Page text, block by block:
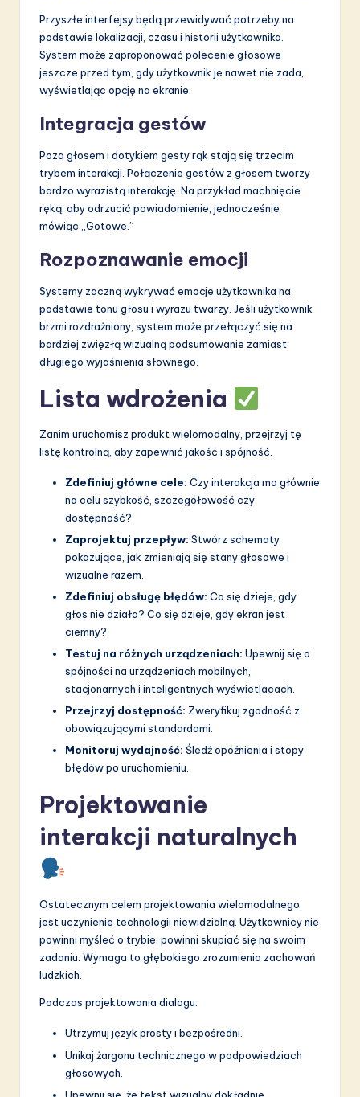
Przyszłe interfejsy będą przewidywać potrzeby na
podstawie lokalizacji, czasu i historii użytkownika.
System może zaproponować polecenie głosowe
jeszcze przed tym, gdy użytkownik je nawet nie zada,
wyświetlając opcję na ekranie.
Integracja gestów
Poza głosem i dotykiem gesty rąk stają się trzecim
trybem interakcji. Połączenie gestów z głosem tworzy
bardzo wyrazistą interakcję. Na przykład machnięcie
ręką, aby odrzucić powiadomienie, jednocześnie
mówiąc „Gotowe.”
Rozpoznawanie emocji
Systemy zaczną wykrywać emocje użytkownika na
podstawie tonu głosu i wyrazu twarzy. Jeśli użytkownik
brzmi rozdrażniony, system może przełączyć się na
bardziej zwięzłą wizualną podsumowanie zamiast
długiego wyjaśnienia słownego.
Lista wdrożenia
Zanim uruchomisz produkt wielomodalny, przejrzyj tę
listę kontrolną, aby zapewnić jakość i spójność.
Zdefiniuj główne cele: Czy interakcja ma głównie
na celu szybkość, szczegółowość czy
dostępność?
Zaprojektuj przepływ: Stwórz schematy
pokazujące, jak zmieniają się stany głosowe i
wizualne razem.
Zdefiniuj obsługę błędów: Co się dzieje, gdy
głos nie działa? Co się dzieje, gdy ekran jest
ciemny?
Testuj na różnych urządzeniach: Upewnij się o
spójności na urządzeniach mobilnych,
stacjonarnych i inteligentnych wyświetlacach.
Przejrzyj dostępność: Zweryfikuj zgodność z
obowiązującymi standardami.
Monitoruj wydajność: Śledź opóźnienia i stopy
błędów po uruchomieniu.
Projektowanie
interakcji naturalnych
Ostatecznym celem projektowania wielomodalnego
jest uczynienie technologii niewidzialną. Użytkownicy nie
powinni myśleć o trybie; powinni skupiać się na swoim
zadaniu. Wymaga to głębokiego zrozumienia zachowań
ludzkich.
Podczas projektowania dialogu:
Utrzymuj język prosty i bezpośredni.
Unikaj żargonu technicznego w podpowiedziach
głosowych.
Upewnij się, że tekst wizualny dokładnie